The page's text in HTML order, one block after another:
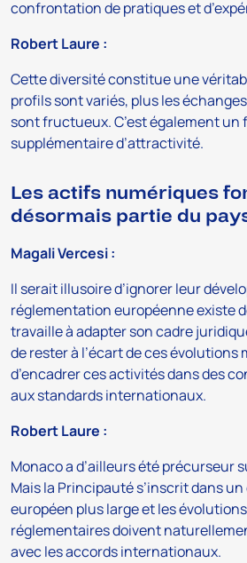
confrontation de pratiques et
Robert Laure :
Cette diversité constitue une
profils sont variés, plus les
sont fructueux. C’est également un
supplémentaire d’attractivité.
Les actifs numériques
désormais partie du
Magali Vercesi :
Il serait illusoire d’ignorer leur
réglementation européenne existe
travaille à adapter son cadre
de rester à l’écart de ces évolutions
d’encadrer ces activités dans des
aux standards internationaux.
Robert Laure :
Monaco a d’ailleurs été précurseur
Mais la Principauté s’inscrit dans
européen plus large et les
réglementaires doivent
avec les accords internationaux.